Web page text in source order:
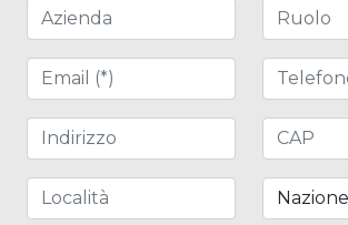
Azienda Ruolo
Email (*) Telefono
Indirizzo CAP
Località Nazione